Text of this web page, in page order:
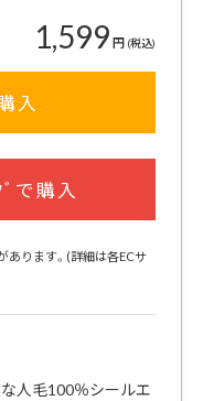
1,599円 (税込)
入
で購入
ります。(詳細は各ECサ
人毛100％シールエ